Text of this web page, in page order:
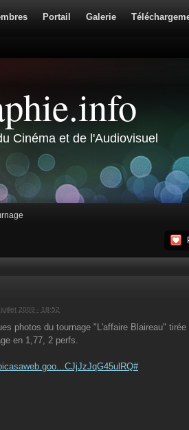
Portail Galerie
Cinéma et de l'Audiovisuel
2009 - 18:52
photos du tournage "L'affaire Blaireau"
en 1,77, 2 perfs.